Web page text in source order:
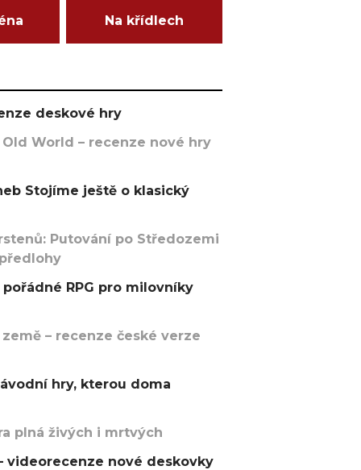
Na křídlech
deskové hry
World – recenze nové hry
Stojíme ještě o klasický
Putování po Středozemi
RPG pro milovníky
– recenze české verze
hry, kterou doma
plná živých i mrtvých
videorecenze nové deskovky